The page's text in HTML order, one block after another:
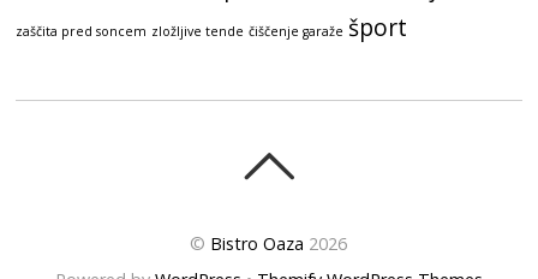
zaščita pred soncem zložljive tende čiščenje garaže šport
© Bistro Oaza 2026